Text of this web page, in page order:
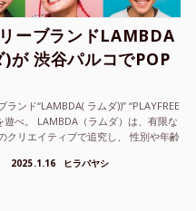
ーブランドLAMBDA
が 渋谷パルコでPOP
ランド“LAMBDA( ラムダ))” “PLAYFREE
遊べ。 LAMBDA（ラムダ）は、有限な
クリエイティブで追究し、 性別や年齢
2025.1.16 ヒラバヤシ